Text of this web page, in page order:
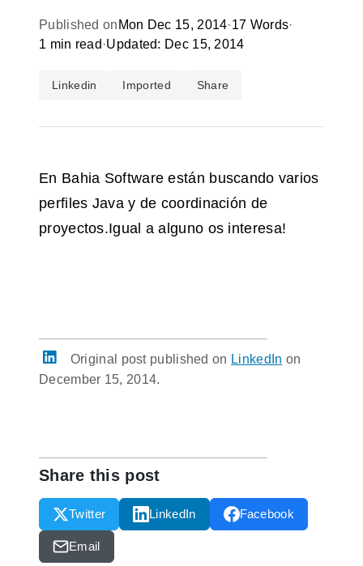
Published on Mon Dec 15, 2014·17 Words·
1 min read ·Updated: Dec 15, 2014
Linkedin Imported Share
En Bahia Software están buscando varios
perfiles Java y de coordinación de
proyectos.Igual a alguno os interesa!
Original post published on LinkedIn on
December 15, 2014.
Share this post
Twitter LinkedIn Facebook
Email